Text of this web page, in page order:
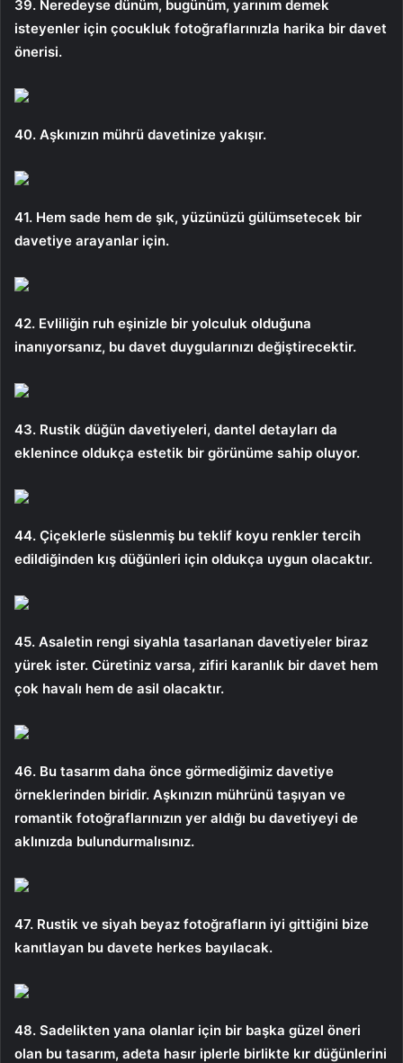
39. Neredeyse dünüm, bugünüm, yarınım demek
isteyenler için çocukluk fotoğraflarınızla harika bir davet
önerisi.
40. Aşkınızın mührü davetinize yakışır.
41. Hem sade hem de şık, yüzünüzü gülümsetecek bir
davetiye arayanlar için.
42. Evliliğin ruh eşinizle bir yolculuk olduğuna
inanıyorsanız, bu davet duygularınızı değiştirecektir.
43. Rustik düğün davetiyeleri, dantel detayları da
eklenince oldukça estetik bir görünüme sahip oluyor.
44. Çiçeklerle süslenmiş bu teklif koyu renkler tercih
edildiğinden kış düğünleri için oldukça uygun olacaktır.
45. Asaletin rengi siyahla tasarlanan davetiyeler biraz
yürek ister. Cüretiniz varsa, zifiri karanlık bir davet hem
çok havalı hem de asil olacaktır.
46. ​​​Bu tasarım daha önce görmediğimiz davetiye
örneklerinden biridir. Aşkınızın mührünü taşıyan ve
romantik fotoğraflarınızın yer aldığı bu davetiyeyi de
aklınızda bulundurmalısınız.
47. Rustik ve siyah beyaz fotoğrafların iyi gittiğini bize
kanıtlayan bu davete herkes bayılacak.
48. Sadelikten yana olanlar için bir başka güzel öneri
olan bu tasarım, adeta hasır iplerle birlikte kır düğünlerini